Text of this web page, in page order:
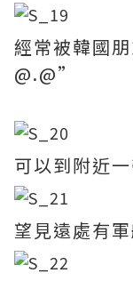
經常被韓國
@.@”
可以到附近
望見遠處有